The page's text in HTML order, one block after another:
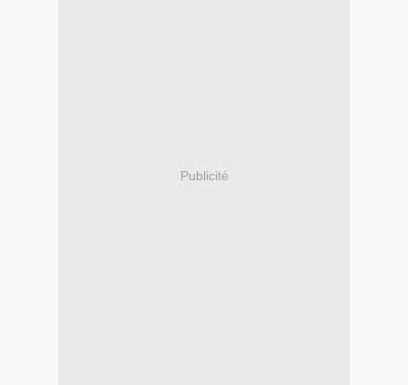
Publicité